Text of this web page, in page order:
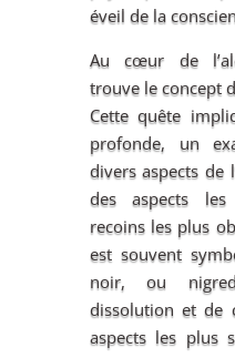
éveil de la
Au cœur de
trouve le concept
Cette quête
profonde, un
divers aspects de
des aspects
recoins les plus
est souvent
noir, ou
dissolution et de
aspects les plus